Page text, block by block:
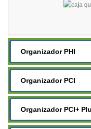
Organizador PHI
Organizador PCI
Organizador PCI+